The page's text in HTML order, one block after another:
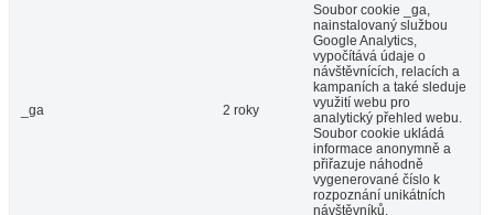
_ga 2 roky
Soubor cookie _ga,
nainstalovaný službou
Google Analytics,
vypočítává údaje o
návštěvnících, relacích a
kampaních a také sleduje
využití webu pro
analytický přehled webu.
Soubor cookie ukládá
informace anonymně a
přiřazuje náhodně
vygenerované číslo k
rozpoznání unikátních
návštěvníků.